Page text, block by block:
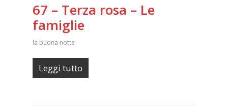
67 – Terza rosa – Le
famiglie
la buona notte
Leggi tutto